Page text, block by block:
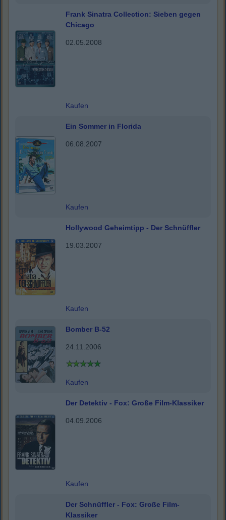
Frank Sinatra Collection: Sieben gegen
Chicago
02.05.2008
Kaufen
Ein Sommer in Florida
06.08.2007
Kaufen
Hollywood Geheimtipp - Der Schnüffler
19.03.2007
Kaufen
Bomber B-52
24.11.2006
Kaufen
Der Detektiv - Fox: Große Film-Klassiker
04.09.2006
Kaufen
Der Schnüffler - Fox: Große Film-
Klassiker